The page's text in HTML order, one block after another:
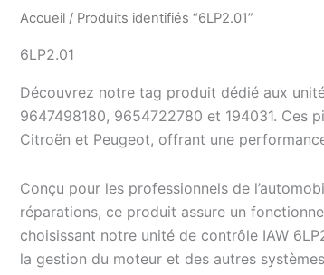
Accueil / Produits identifiés “6LP2.01”
6LP2.01
Découvrez notre tag produit dédié aux
9647498180, 9654722780 et 194031. Ces
Citroën et Peugeot, offrant une
Conçu pour les professionnels de
réparations, ce produit assure un
choisissant notre unité de contrôle IAW
la gestion du moteur et des autres